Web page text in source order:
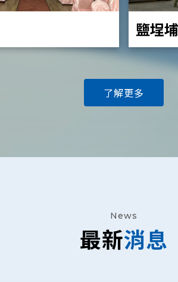
鹽埕
(PT-
了解更多
News
最新消息